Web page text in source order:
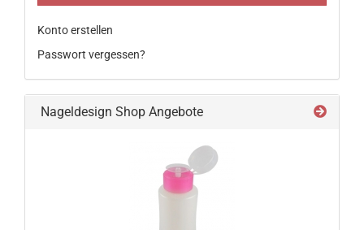
Konto erstellen
Passwort vergessen?
Nageldesign Shop Angebote